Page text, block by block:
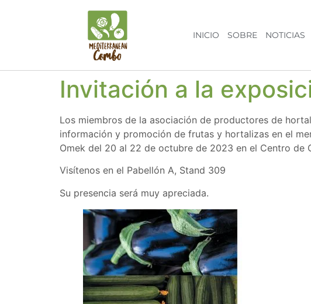
INICIO SOBRE NOTICIAS
Invitación a la
Los miembros de la asociación de productores de
información y promoción de frutas y hortalizas en el
Omek del 20 al 22 de octubre de 2023 en el Centro de
Visítenos en el Pabellón A, Stand 309
Su presencia será muy apreciada.